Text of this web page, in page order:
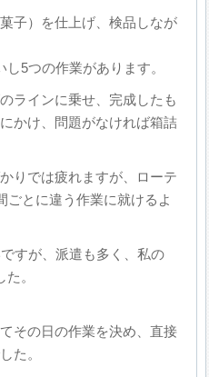
子）を仕上げ、検品しなが
5つの作業があります。
ラインに乗せ、完成したも
かけ、問題がなければ箱詰
りでは疲れますが、ローテ
ごとに違う作業に就けるよ
すが、派遣も多く、私の
。
その日の作業を決め、直接
た。